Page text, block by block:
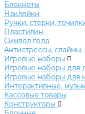
Блокноты
Наклейки
Ручки, стерки,
Пластилин
Символ года
Антистрессы,
Игровые наборы
Игровые наборы для
Игровые наборы для
Интерактивные,
Кассовые товары
Конструкторы